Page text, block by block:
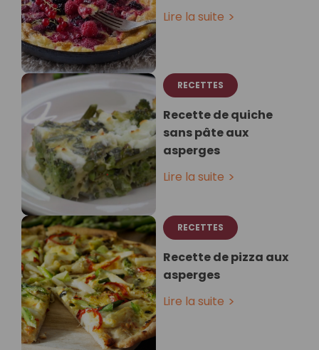
Lire la suite
RECETTES
Recette de quiche
sans pâte aux
asperges
Lire la suite
RECETTES
Recette de pizza aux
asperges
Lire la suite